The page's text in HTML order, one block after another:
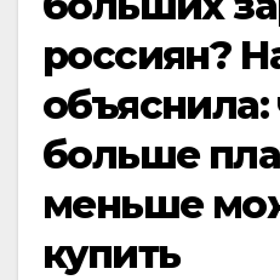
россиян?
объяснила:
больше
меньше
купить